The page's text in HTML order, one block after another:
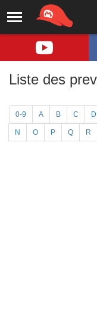
Liste des
0-9 A B C D
N O P Q R